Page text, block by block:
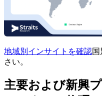
地域別インサイトを確認
さい。
主要および新興